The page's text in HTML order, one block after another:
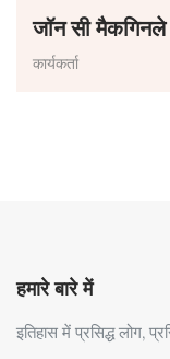
जॉन सी मैकगिनले
कार्यकर्ता
हमारे बारे में
इतिहास में प्रसिद्ध लोग,